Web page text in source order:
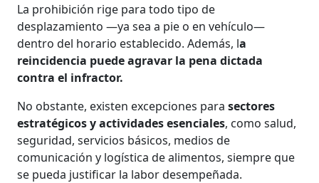
La prohibición rige para todo tipo de
desplazamiento —ya sea a pie o en vehículo—
dentro del horario establecido. Además, la
reincidencia puede agravar la pena dictada
contra el infractor.
No obstante, existen excepciones para sectores
estratégicos y actividades esenciales, como salud,
seguridad, servicios básicos, medios de
comunicación y logística de alimentos, siempre que
se pueda justificar la labor desempeñada.